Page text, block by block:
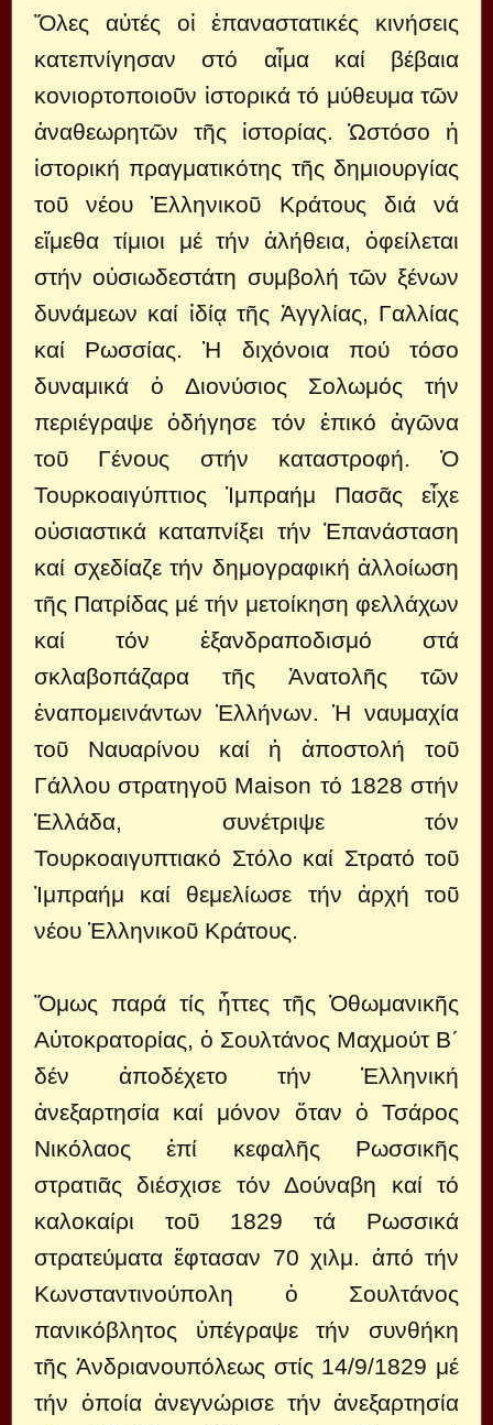
Ὅλες αὐτές οἱ ἐπαναστατικές κινήσεις
κατεπνίγησαν στό αἷμα καί βέβαια
κονιορτοποιοῦν ἱστορικά τό μύθευμα τῶν
ἀναθεωρητῶν τῆς ἱστορίας. Ὡστόσο ἡ
ἱστορική πραγματικότης τῆς δημιουργίας
τοῦ νέου Ἑλληνικοῦ Κράτους διά νά
εἴμεθα τίμιοι μέ τήν ἀλήθεια, ὀφείλεται
στήν οὐσιωδεστάτη συμβολή τῶν ξένων
δυνάμεων καί ἰδίᾳ τῆς Ἀγγλίας, Γαλλίας
καί Ρωσσίας. Ἡ διχόνοια πού τόσο
δυναμικά ὁ Διονύσιος Σολωμός τήν
περιέγραψε ὁδήγησε τόν ἐπικό ἀγῶνα
τοῦ Γένους στήν καταστροφή. Ὁ
Τουρκοαιγύπτιος Ἰμπραήμ Πασᾶς εἶχε
οὐσιαστικά καταπνίξει τήν Ἐπανάσταση
καί σχεδίαζε τήν δημογραφική ἀλλοίωση
τῆς Πατρίδας μέ τήν μετοίκηση φελλάχων
καί τόν ἐξανδραποδισμό στά
σκλαβοπάζαρα τῆς Ἀνατολῆς τῶν
ἐναπομεινάντων Ἑλλήνων. Ἡ ναυμαχία
τοῦ Ναυαρίνου καί ἡ ἀποστολή τοῦ
Γάλλου στρατηγοῦ Μaison τό 1828 στήν
Ἑλλάδα, συνέτριψε τόν
Τουρκοαιγυπτιακό Στόλο καί Στρατό τοῦ
Ἰμπραήμ καί θεμελίωσε τήν ἀρχή τοῦ
νέου Ἑλληνικοῦ Κράτους.
Ὅμως παρά τίς ἧττες τῆς Ὀθωμανικῆς
Αὐτοκρατορίας, ὁ Σουλτάνος Μαχμούτ Β΄
δέν ἀποδέχετο τήν Ἑλληνική
ἀνεξαρτησία καί μόνον ὅταν ὁ Τσάρος
Νικόλαος ἐπί κεφαλῆς Ρωσσικῆς
στρατιᾶς διέσχισε τόν Δούναβη καί τό
καλοκαίρι τοῦ 1829 τά Ρωσσικά
στρατεύματα ἔφτασαν 70 χιλμ. ἀπό τήν
Κωνσταντινούπολη ὁ Σουλτάνος
πανικόβλητος ὑπέγραψε τήν συνθήκη
τῆς Ἀνδριανουπόλεως στίς 14/9/1829 μέ
τήν ὁποία ἀνεγνώρισε τήν ἀνεξαρτησία